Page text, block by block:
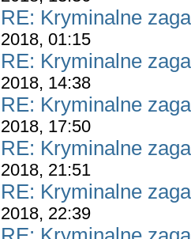
RE: Kryminalne
2018, 01:15
RE: Kryminalne
2018, 14:38
RE: Kryminalne
2018, 17:50
RE: Kryminalne
2018, 21:51
RE: Kryminalne
2018, 22:39